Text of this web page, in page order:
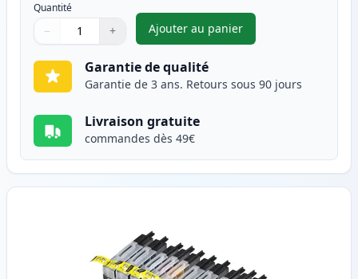
Quantité
Quantité
Utilisez les boutons pour ajuster
− +
Quantité
Ajouter au panier
,Pack de 12 Brother LC1240
Garantie de qualité
Garantie de 3 ans. Retours sous 90 jours
Livraison gratuite
commandes dès 49€